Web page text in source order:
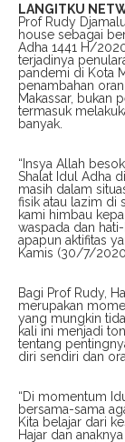
LANGITKU
Prof Rudy
house sebagai
Adha 1441 H/
terjadinya
pandemi di Kota
penambahan
Makassar, bukan
termasuk
banyak.
“Insya Allah
Shalat Idul Adha
masih dalam
fisik atau lazim di
kami himbau
waspada dan
apapun aktifitas
Kamis (30/7/
Bagi Prof Rudy,
merupakan
yang mungkin
kali ini menjadi
tentang
diri sendiri dan
“Di momentum
bersama-sama
Kita belajar dari
Hajar dan